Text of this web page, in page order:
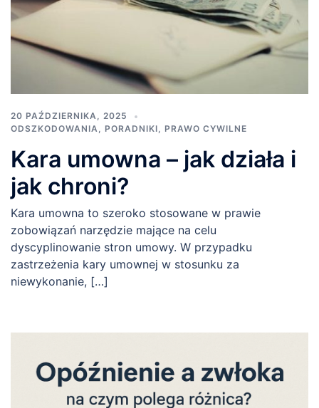
20 PAŹDZIERNIKA, 2025
ODSZKODOWANIA, PORADNIKI, PRAWO CYWILNE
Kara umowna – jak działa i
jak chroni?
Kara umowna to szeroko stosowane w prawie
zobowiązań narzędzie mające na celu
dyscyplinowanie stron umowy. W przypadku
zastrzeżenia kary umownej w stosunku za
niewykonanie, […]